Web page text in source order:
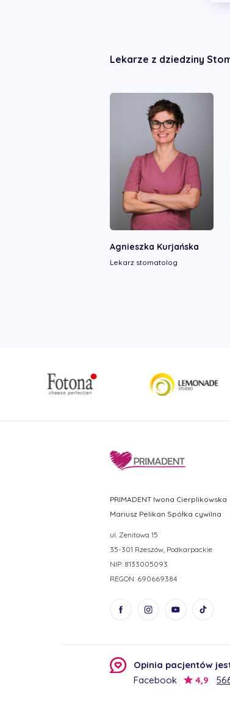
Lekarze z dziedziny
Agnieszka Kurjańska
Lekarz stomatolog
PRIMADENT Iwona Cierplikowska
Mariusz Pelikan Spółka cywilna
ul. Zenitowa 15
35-301 Rzeszów, Podkarpackie
NIP: 8133005093
REGON: 690669384
Opinia pacjentów
Facebook
4,9